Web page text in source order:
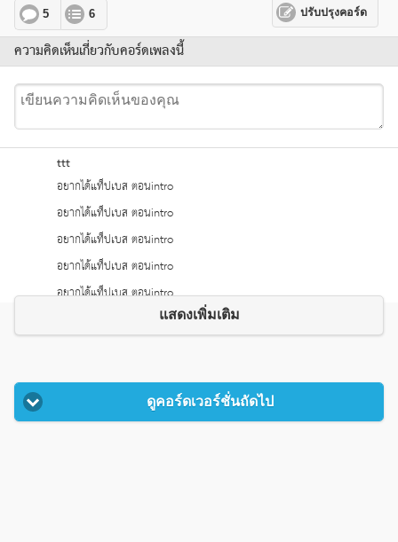
5 6 ปรับปรุงคอร์ด
ความคิดเห็นเกี่ยวกับคอร์ดเพลงนี้
ttt
อยากได้แท็ปเบส ตอนintro
2 ธ.ค.2550,22:45น.
แสดงเพิ่มเติม
ดูคอร์ดเวอร์ชั่นถัดไป